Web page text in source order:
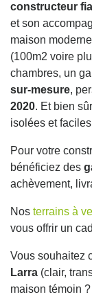
constructeur
et son
maison
(100m2 voire
chambres, un
sur-mesure,
2020. Et bien
isolées et
Pour votre
bénéficiez des
achèvement,
Nos terrains à
vous offrir un
Vous souhaitez
Larra (clair,
maison témoin